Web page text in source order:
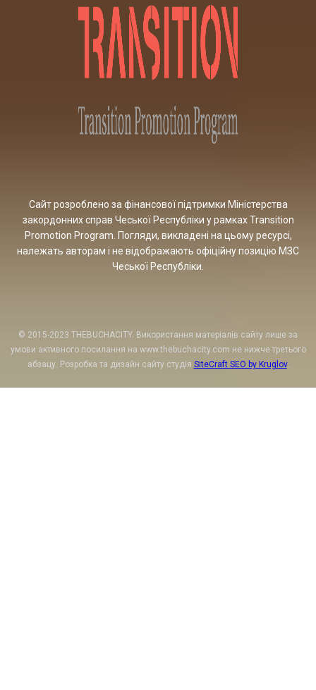
Сайт розроблено за фінансової підтримки Міністерства
закордонних справ Чеської Республіки у рамках Transition
Promotion Program. Погляди, викладені на цьому ресурсі,
належать авторам і не відображають офіційну позицію МЗС
Чеської Республіки.
© 2015-2023 THEBUCHACITY. Використання матеріалів сайту лише за
умови активного посилання на www.thebuchacity.com не нижче третього
абзацу. Розробка та дизайн сайту студія SiteCraft SEO by Kruglov.